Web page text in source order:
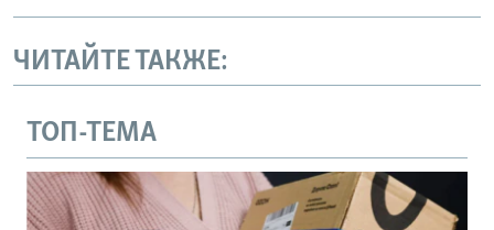
ЧИТАЙТЕ ТАКЖЕ:
ТОП-ТЕМА